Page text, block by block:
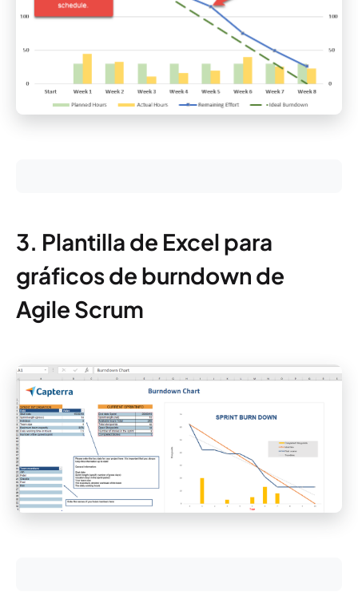
3. Plantilla de Excel para
gráficos de burndown de
Agile Scrum